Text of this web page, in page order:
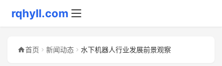
rqhyll.com
首页 新闻动态 水下机器人行业发展前景观察